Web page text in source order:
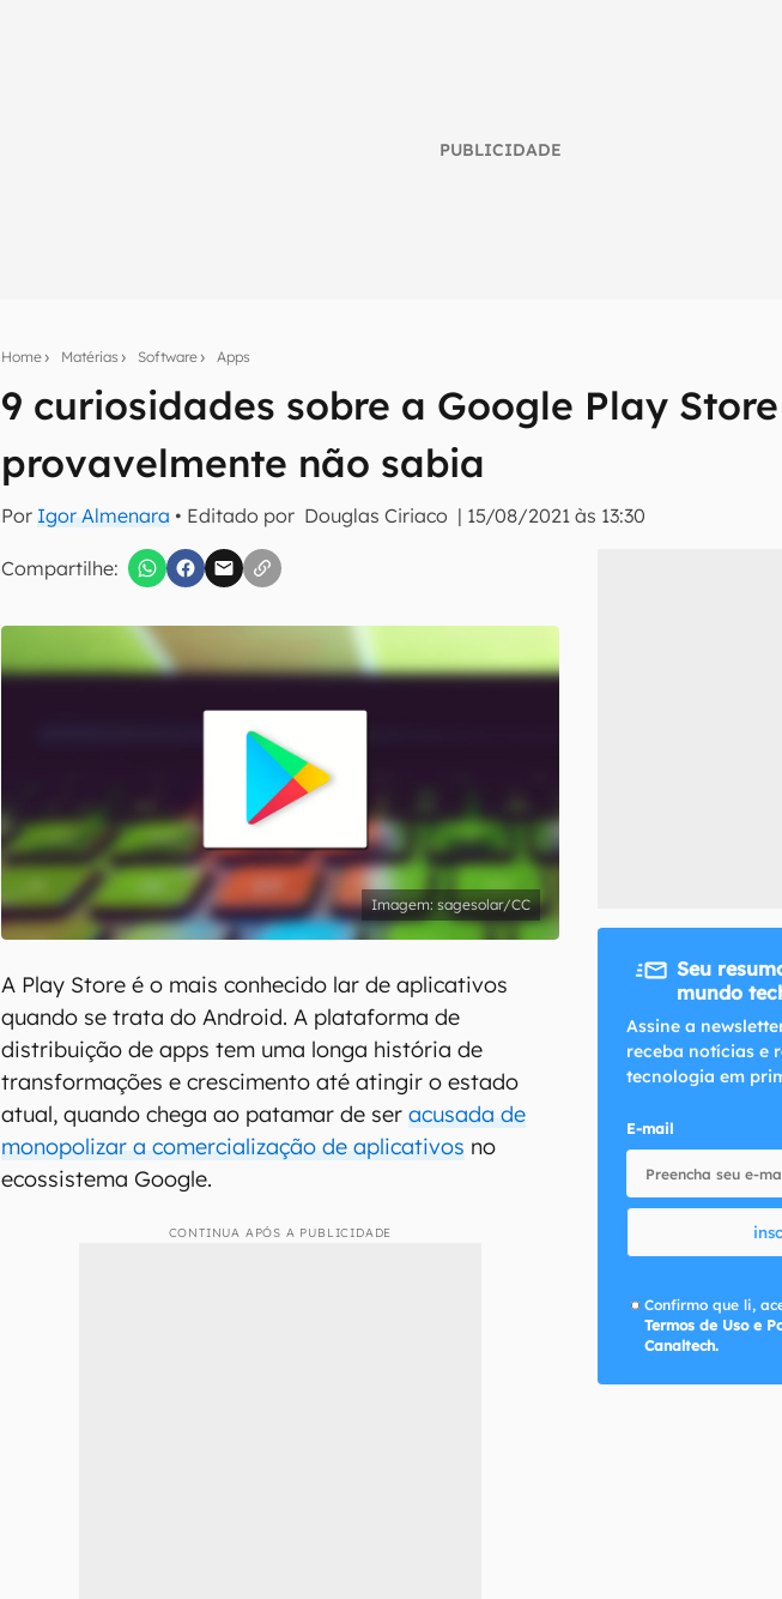
PUBLICIDADE
Home Matérias Software Apps
9 curiosidades sobre a Google Play
provavelmente não sabia
Por Igor Almenara • Editado por Douglas Ciriaco | 15/08/2021 às 13:30
Compartilhe:
Assine a newsletter do Canaltech e receba notícias e reviews sobre tecnologia em
sagesolar/CC
A Play Store é o mais conhecido lar de aplicativos
quando se trata do Android. A plataforma de
distribuição de apps tem uma longa história de
transformações e crescimento até atingir o estado
atual, quando chega ao patamar de seracusada de
monopolizar a comercialização de aplicativos no
ecossistema Google.
CONTINUA APÓS A PUBLICIDADE
Seu
mundo
Assine a
receba notícias e
tecnologia em
E-mail
Confirmo que li,
Termos de Uso e
Canaltech.